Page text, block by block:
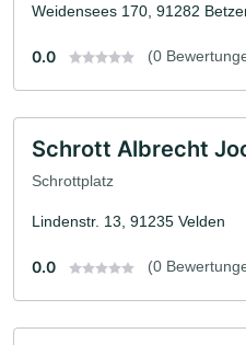
Weidensees 170, 91282
0.0 (0
Schrott Albrecht
Schrottplatz
Lindenstr. 13, 91235 Velden
0.0 (0